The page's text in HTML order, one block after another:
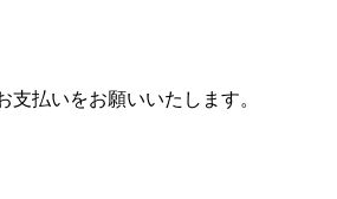
払いをお願いいたします。